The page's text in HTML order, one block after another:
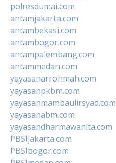
polresdumai.com
antamjakarta.com
antambekasi.com
antambogor.com
antampalembang.com
antammedan.com
yayasanarrohmah.com
yayasanpkbm.com
yayasanmambaulirsyad.com
yayasanabm.com
yayasandharmawanita.com
PBSIjakarta.com
PBSIbogor.com